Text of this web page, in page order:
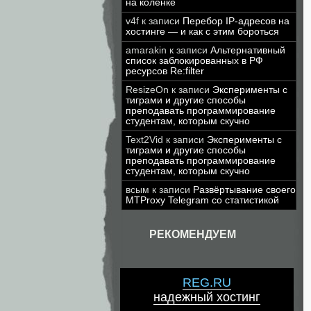
на коленке
v4f к записи Перебор IP-адресов на
хостинге — и как с этим бороться
amarakin к записи Альтернативный
список заблокированных в РФ
ресурсов Re:filter
ResizeOn к записи Эксперименты с
тиграми и другие способы
преподавать программирование
студентам, которым скучно
Text2Vid к записи Эксперименты с
тиграми и другие способы
преподавать программирование
студентам, которым скучно
всым к записи Развёртывание своего
MTProxy Telegram со статистикой
РЕКОМЕНДУЕМ
REG.RU
надежный хостинг